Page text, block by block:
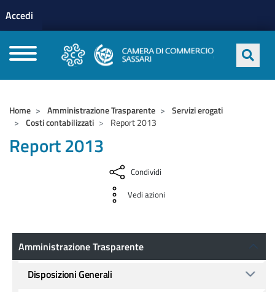
profilo utente
Accedi
Home Amministrazione Trasparente
Servizi erogati
Costi contabilizzati
Report 2013
Report 2013
Condividi
Vedi azioni
Amministrazione Trasparente
Amministrazione Trasparente
Disposizioni Generali